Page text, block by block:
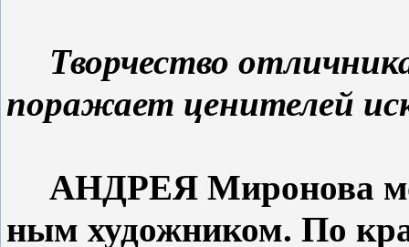
Творчество
поражает ценителей
АНДРЕЯ Миронова
ным художником. По